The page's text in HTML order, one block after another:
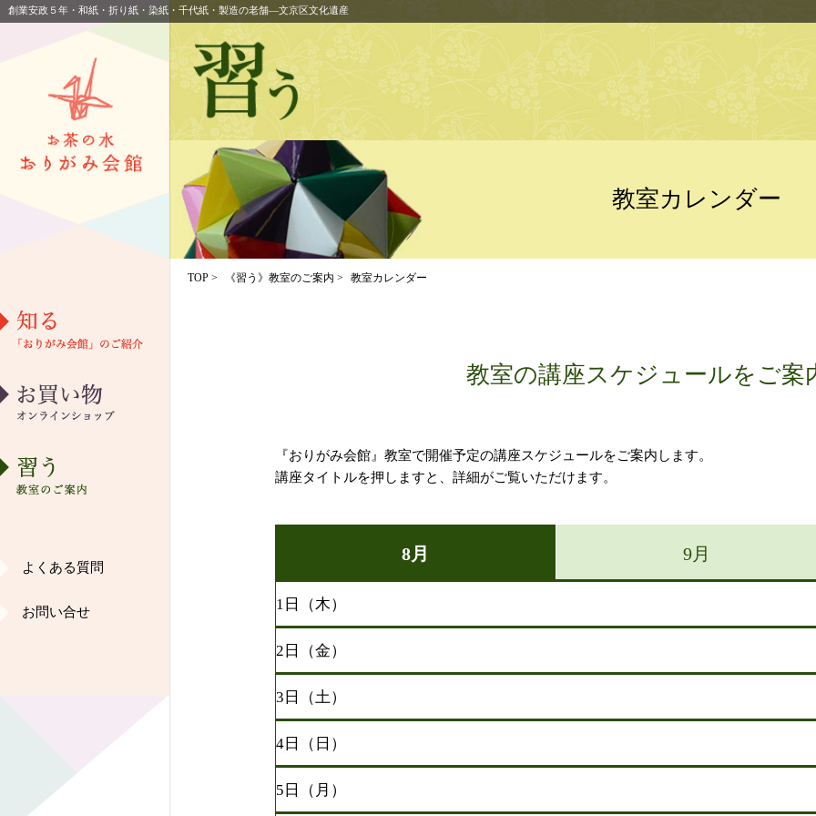
創業安政５年・和紙・折り紙・染紙・千代紙・製造の老舗―文京区文化遺産
アクセス
イベント情報
ギャラリー
和紙ご愛好家の声
教室カレンダー
団体お申し込み
よくある質問
お問い合せ
教室カレンダー
TOP> 《習う》教室のご案内 > 教室カレンダー
教室の講座スケジュールをご案
『おりがみ会館』教室で開催予定の講座スケジュールをご案内します。
講座タイトルを押しますと、詳細がご覧いただけます。
8月 9月
1日（木）
2日（金）
3日（土）
4日（日）
5日（月）